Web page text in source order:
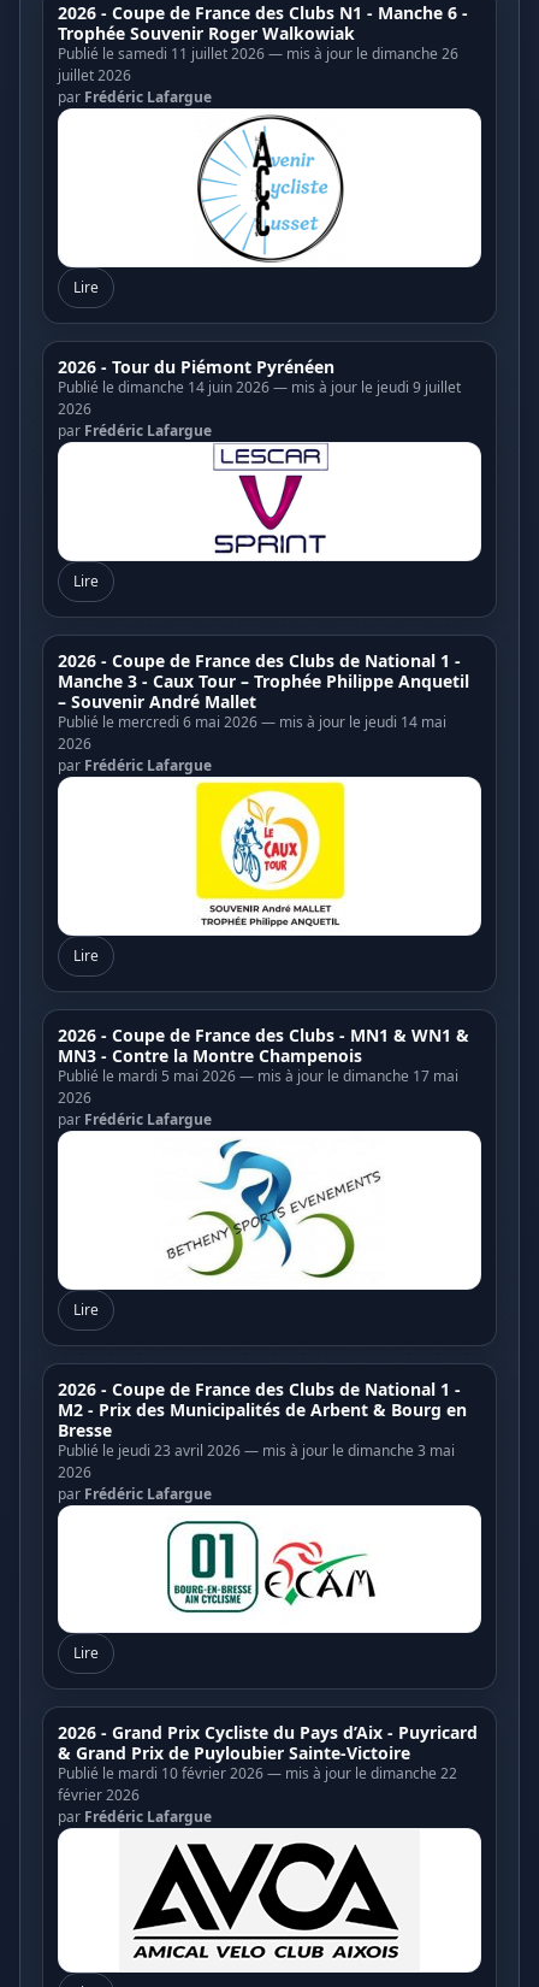
2026 - Coupe de France des Clubs N1 - Manche 6 -
Trophée Souvenir Roger Walkowiak
Publié le samedi 11 juillet 2026 — mis à jour le dimanche 26
juillet 2026
par Frédéric Lafargue
Lire
2026 - Tour du Piémont Pyrénéen
Publié le dimanche 14 juin 2026 — mis à jour le jeudi 9 juillet
2026
par Frédéric Lafargue
Lire
2026 - Coupe de France des Clubs de National 1 -
Manche 3 - Caux Tour – Trophée Philippe Anquetil
– Souvenir André Mallet
Publié le mercredi 6 mai 2026 — mis à jour le jeudi 14 mai
2026
par Frédéric Lafargue
Lire
2026 - Coupe de France des Clubs - MN1 & WN1 &
MN3 - Contre la Montre Champenois
Publié le mardi 5 mai 2026 — mis à jour le dimanche 17 mai
2026
par Frédéric Lafargue
Lire
2026 - Coupe de France des Clubs de National 1 -
M2 - Prix des Municipalités de Arbent & Bourg en
Bresse
Publié le jeudi 23 avril 2026 — mis à jour le dimanche 3 mai
2026
par Frédéric Lafargue
Lire
2026 - Grand Prix Cycliste du Pays d’Aix - Puyricard
& Grand Prix de Puyloubier Sainte-Victoire
Publié le mardi 10 février 2026 — mis à jour le dimanche 22
février 2026
par Frédéric Lafargue